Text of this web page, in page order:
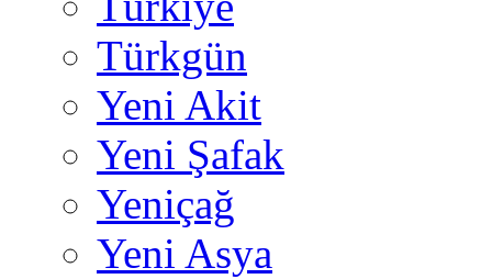
Türkgün
Yeni Akit
Yeni Şafak
Yeniçağ
Yeni Asya